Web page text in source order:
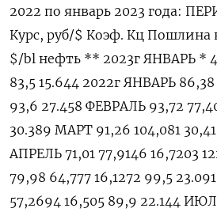
2022 по январь 2023 года:
Курс, руб/$ Коэф. Кц
$/bl нефть ** 2023г ЯНВАРЬ *
83,5 15.644 2022г ЯНВАРЬ 86,38
93,6 27.458 ФЕВРАЛЬ 93,72
30.389 МАРТ 91,26 104,081
АПРЕЛЬ 71,01 77,9146 16,7203
79,98 64,777 16,1272 99,5
57,2694 16,505 89,9 22.144